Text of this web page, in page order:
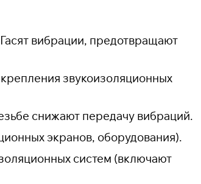
вибрации, предотвращают
звукоизоляционных
снижают передачу вибраций.
экранов, оборудования).
систем (включают